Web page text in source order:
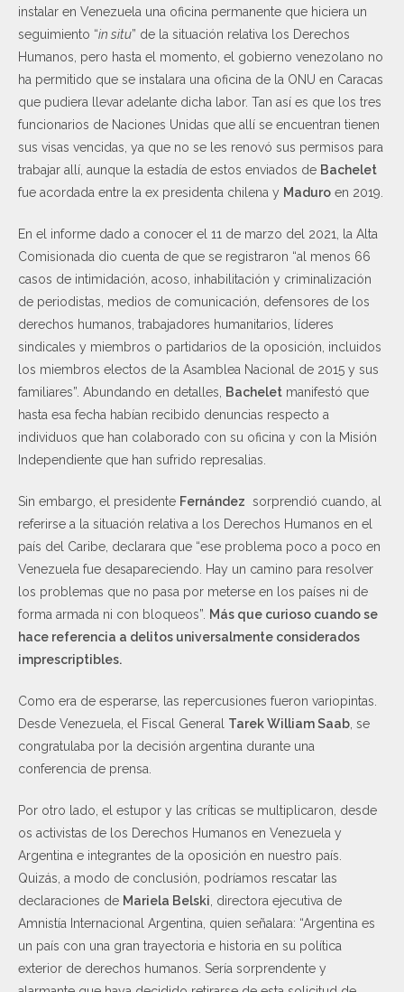
instalar en Venezuela una oficina permanente que hiciera un
seguimiento “in situ” de la situación relativa los Derechos
Humanos, pero hasta el momento, el gobierno venezolano no
ha permitido que se instalara una oficina de la ONU en Caracas
que pudiera llevar adelante dicha labor. Tan así es que los tres
funcionarios de Naciones Unidas que allí se encuentran tienen
sus visas vencidas, ya que no se les renovó sus permisos para
trabajar allí, aunque la estadía de estos enviados de Bachelet
fue acordada entre la ex presidenta chilena y Maduro en 2019.
En el informe dado a conocer el 11 de marzo del 2021, la Alta
Comisionada dio cuenta de que se registraron “al menos 66
casos de intimidación, acoso, inhabilitación y criminalización
de periodistas, medios de comunicación, defensores de los
derechos humanos, trabajadores humanitarios, líderes
sindicales y miembros o partidarios de la oposición, incluidos
los miembros electos de la Asamblea Nacional de 2015 y sus
familiares”. Abundando en detalles,
Bachelet manifestó que
hasta esa fecha habían recibido denuncias respecto a
individuos que han colaborado con su oficina y con la Misión
Independiente que han sufrido represalias.
Sin embargo, el presidente Fernández sorprendió cuando, al
referirse a la situación relativa a los Derechos Humanos en el
país del Caribe, declarara que “ese problema poco a poco en
Venezuela fue desapareciendo. Hay un camino para resolver
los problemas que no pasa por meterse en los países ni de
forma armada ni con bloqueos”. Más que curioso cuando se
hace referencia a delitos universalmente considerados
imprescriptibles.
Como era de esperarse, las repercusiones fueron variopintas.
Desde Venezuela, el Fiscal General Tarek William Saab , se
congratulaba por la decisión argentina durante una
conferencia de prensa.
Por otro lado, el estupor y las críticas se multiplicaron, desde
os activistas de los Derechos Humanos en Venezuela y
Argentina e integrantes de la oposición en nuestro país.
Quizás, a modo de conclusión, podríamos rescatar las
declaraciones de Mariela Belski , directora ejecutiva de
Amnistía Internacional Argentina, quien señalara: “Argentina es
un país con una gran trayectoria e historia en su política
exterior de derechos humanos. Sería sorprendente y